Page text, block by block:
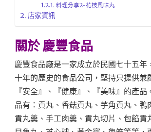
料理分享2-花枝風味丸
店家資訊
關於 慶豐食品
慶豐食品廠是一家成立於民國七十五年
十年的歷史的食品公司，堅持只提供兼
『安全』、『健康』、『美味』的產
品有：貢丸、香菇貢丸、芋角貢丸、鴨
貢丸羹、手工肉羹、貢丸切片、包餡貢